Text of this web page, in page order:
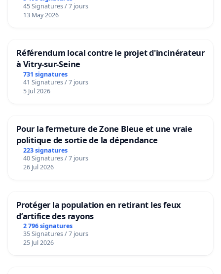
45 Signatures / 7 jours
13 May 2026
Référendum local contre le projet d'incinérateur
à Vitry-sur-Seine
731 signatures
41 Signatures / 7 jours
5 Jul 2026
Pour la fermeture de Zone Bleue et une vraie
politique de sortie de la dépendance
223 signatures
40 Signatures / 7 jours
26 Jul 2026
Protéger la population en retirant les feux
d’artifice des rayons
2 796 signatures
35 Signatures / 7 jours
25 Jul 2026